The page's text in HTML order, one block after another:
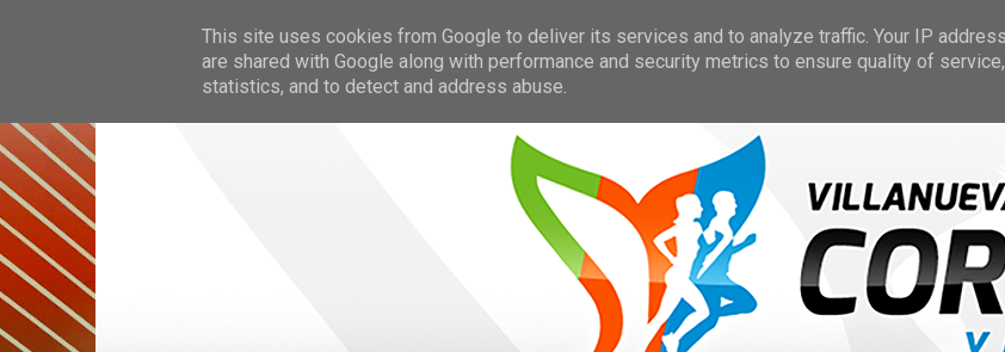
This site uses cookies from Google to deliver its services and to analyze traffic. Your IP
are shared with Google along with performance and security metrics to ensure quality of
statistics, and to detect and address abuse.